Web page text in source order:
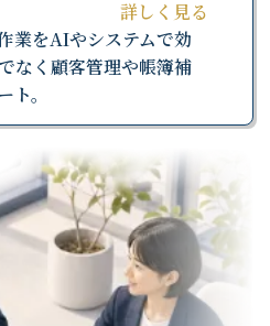
詳しく見る
業をAIやシステムで効
なく顧客管理や帳簿補
。